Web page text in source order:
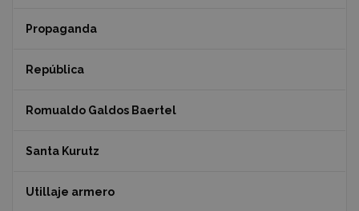
Propaganda
República
Romualdo Galdos Baertel
Santa Kurutz
Utillaje armero